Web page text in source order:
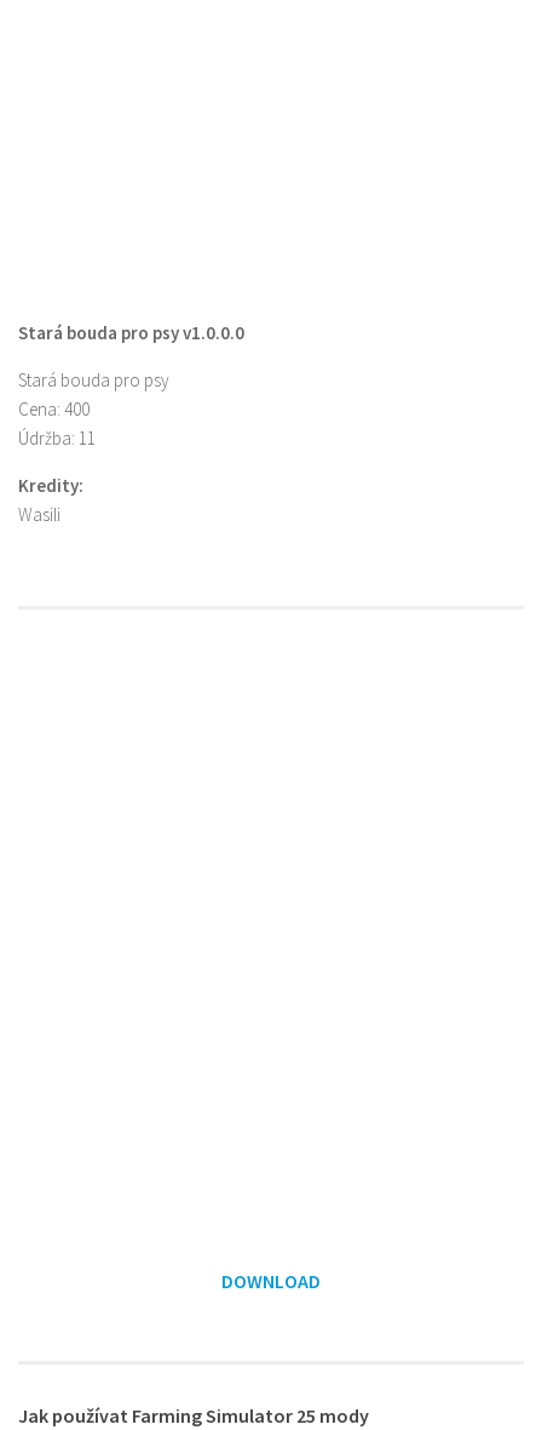
Stará bouda pro psy v1.0.0.0
Stará bouda pro psy
Cena: 400
Údržba: 11
Kredity:
Wasili
DOWNLOAD
Jak používat Farming Simulator 25 mody